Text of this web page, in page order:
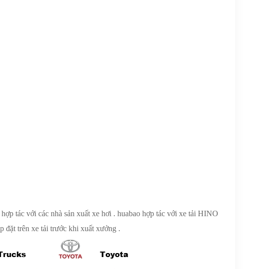
tác với các nhà sản xuất xe hơi . huabao hợp tác với xe tải HINO
đặt trên xe tải trước khi xuất xưởng .